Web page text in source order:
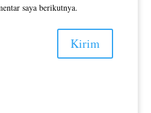
saya berikutnya.
Kirim